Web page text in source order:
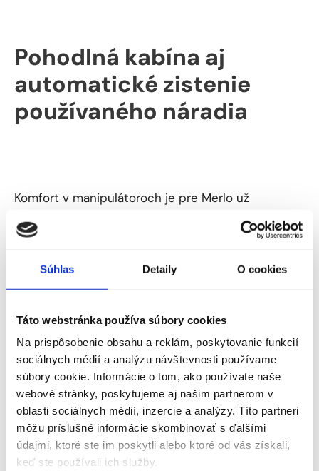
Súhlas Detaily O cookies
Táto webstránka používa súbory cookies
Na prispôsobenie obsahu a reklám, poskytovanie funkcií
sociálnych médií a analýzu návštevnosti používame
súbory cookie. Informácie o tom, ako používate naše
webové stránky, poskytujeme aj našim partnerom v
oblasti sociálnych médií, inzercie a analýzy. Títo partneri
môžu príslušné informácie skombinovať s ďalšími
údajmi, ktoré ste im poskytli alebo ktoré od vás získali,
keď ste používali ich služby.
Pohodlná kabína aj
automatické zistenie
používaného náradia
Komfort v manipulátoroch je pre Merlo už
dlhodobo vyriešenou témou. Ako prvý a doteraz
jediný výrobca teleskopických manipulátorov
vybavuje modely
jedinečným systémom
odpruženia kabíny.V kombinácii s pneumaticky
ovládacieho joysticku priamo do lakťovej opierky
sedadla, je dokonale postarané o
komfort vodiča
aj pri vysokých pojazdových rýchlostiach na
nerovnom povrchu. Ak hovoríme o komforte a
pružení, nesmie samozrejme chýbať systém
odpruženia výložníka BSS, ktorý sa automaticky
zablokuje pri jazde pod 3 km/h